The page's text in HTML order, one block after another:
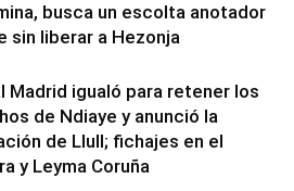
busca un escolta anotador
sin liberar a Hezonja
Madrid igualó para retener los
de Ndiaye y anunció la
de Llull; fichajes en el
y Leyma Coruña